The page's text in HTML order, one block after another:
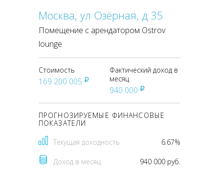
Москва, ул Озёрная, д 35
Помещение с арендатором Оstrov
lounge
Стоимость
169 200 005 pуб
Фактический доход в
месяц
940 000 pуб
ПРОГНОЗИРУЕМЫЕ ФИНАНСОВЫЕ
ПОКАЗАТЕЛИ
Текущая доходность 6.67%
Доход в месяц 940 000 руб.